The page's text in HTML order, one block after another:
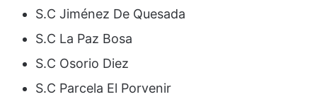
S.C Jiménez De Quesada
S.C La Paz Bosa
S.C Osorio Diez
S.C Parcela El Porvenir